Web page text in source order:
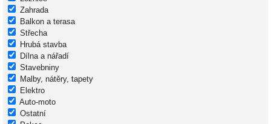
Zahrada
Balkon a terasa
Střecha
Hrubá stavba
Dílna a nářadí
Stavebniny
Malby, nátěry, tapety
Elektro
Auto-moto
Ostatní